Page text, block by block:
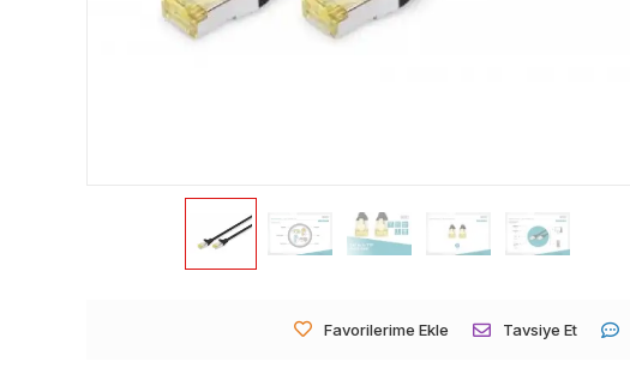
Favorilerime Ekle Tavsiye Et